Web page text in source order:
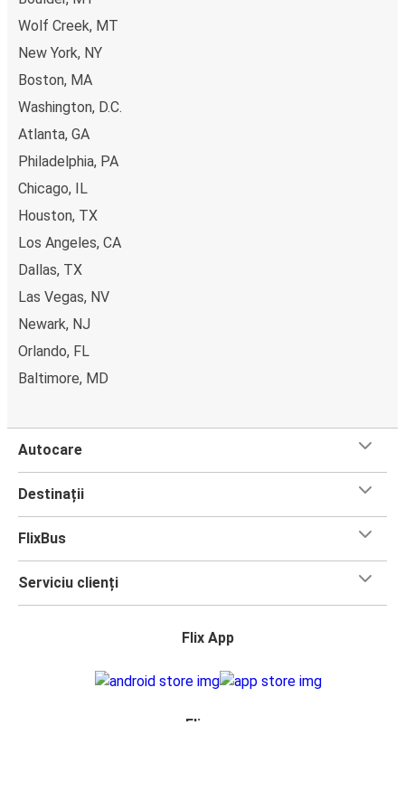
Apple Pay. Alternativ, poți plăti în numerar la bordul
autocarelor sau la unul din punctele de vânzare.
Wolf Creek, MT
New York, NY
Boston, MA
Washington, D.C.
Atlanta, GA
Philadelphia, PA
Chicago, IL
Houston, TX
Los Angeles, CA
Dallas, TX
Las Vegas, NV
Newark, NJ
Orlando, FL
Baltimore, MD
Autocare
Destinații
FlixBus
Serviciu clienți
Flix App
Flix pe: